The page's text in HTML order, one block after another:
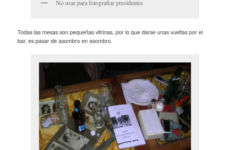
No usar para fotografiar presidentes
Todas las mesas son pequeñas vitrinas, por lo que darse unas vueltas por el
bar, es pasar de asombro en asombro.